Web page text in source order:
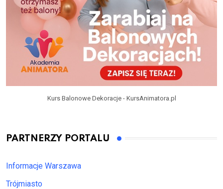
Kurs Balonowe Dekoracje - KursAnimatora.pl
PARTNERZY PORTALU
Informacje Warszawa
Trójmiasto